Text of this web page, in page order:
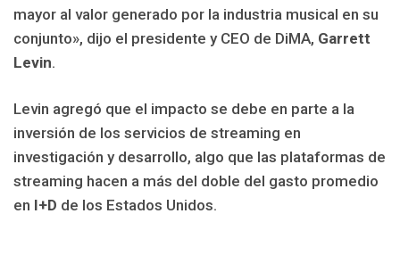
mayor al valor generado por la industria musical en su
conjunto», dijo el presidente y CEO de DiMA, Garrett
Levin.
Levin agregó que el impacto se debe en parte a la
inversión de los servicios de streaming en
investigación y desarrollo, algo que las plataformas de
streaming hacen a más del doble del gasto promedio
en I+D de los Estados Unidos.